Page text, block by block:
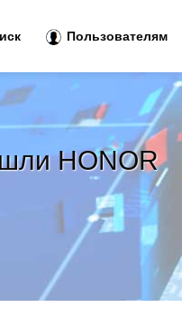
HONOR
Пользователям